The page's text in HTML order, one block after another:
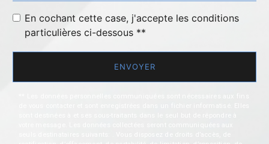
En cochant cette case, j'accepte les conditions
particulières ci-dessous **
ENVOYER